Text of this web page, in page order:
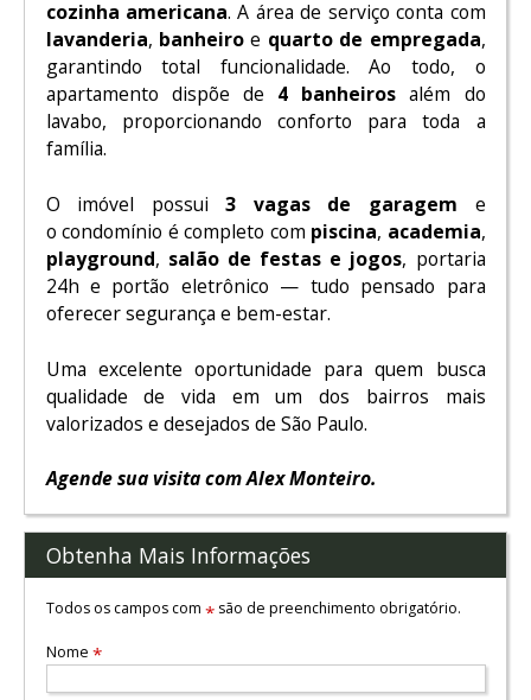
cozinha americana. A área de serviço conta com
lavanderia, banheiroe quarto de empregada,
garantindo total funcionalidade. Ao todo, o
apartamento dispõe de 4 banheiros além do
lavabo, proporcionando conforto para toda a
família.
O imóvel possui3 vagas de garagem e
o condomínio é completo com piscina, academia,
playground, salão de festas e jogos, portaria
24h e portão eletrônico — tudo pensado para
oferecer segurança e bem-estar.
Uma excelente oportunidade para quem busca
qualidade de vida em um dos bairros mais
valorizados e desejados de São Paulo.
Agende sua visita com Alex Monteiro.
Obtenha Mais Informações
Todos os campos com *são de preenchimento obrigatório.
Nome *